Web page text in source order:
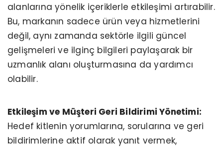
alanlarına yönelik içeriklerle etkileşimi artırabilir.
Bu, markanın sadece ürün veya hizmetlerini
değil, aynı zamanda sektörle ilgili güncel
gelişmeleri ve ilginç bilgileri paylaşarak bir
uzmanlık alanı oluşturmasına da yardımcı
olabilir.
Etkileşim ve Müşteri Geri Bildirimi Yönetimi:
Hedef kitlenin yorumlarına, sorularına ve geri
bildirimlerine aktif olarak yanıt vermek,